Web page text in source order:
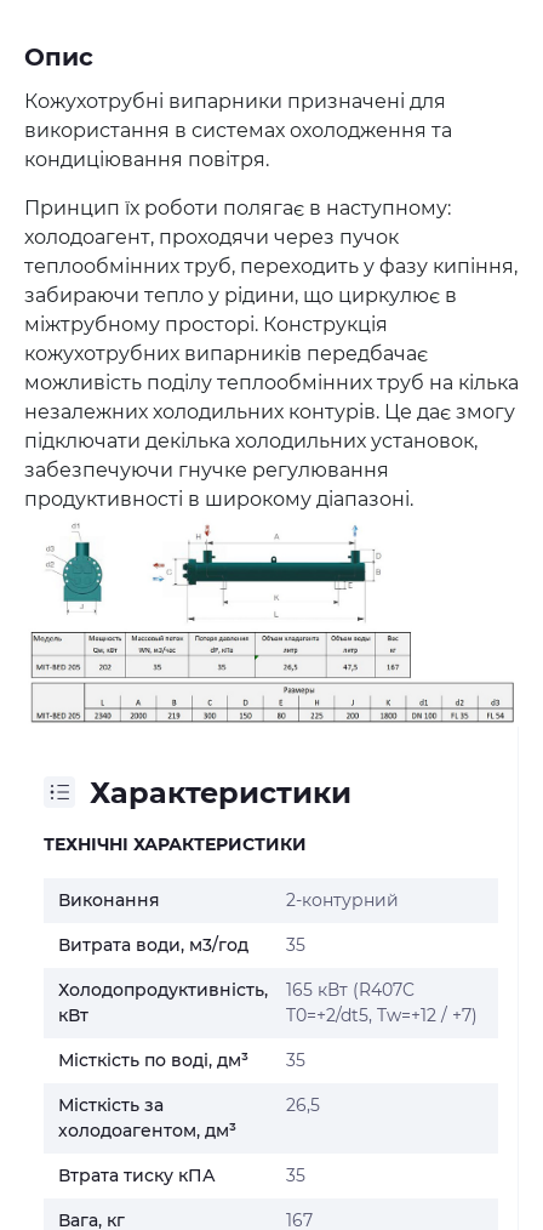
Опис
Кожухотрубні випарники призначені для
використання в системах охолодження та
кондиціювання повітря.
Принцип їх роботи полягає в наступному:
холодоагент, проходячи через пучок
теплообмінних труб, переходить у фазу кипіння,
забираючи тепло у рідини, що циркулює в
міжтрубному просторі. Конструкція
кожухотрубних випарників передбачає
можливість поділу теплообмінних труб на кілька
незалежних холодильних контурів. Це дає змогу
підключати декілька холодильних установок,
забезпечуючи гнучке регулювання
продуктивності в широкому діапазоні.
Характеристики
ТЕХНІЧНІ ХАРАКТЕРИСТИКИ
Виконання 2-контурний
Витрата води, м3/год 35
Холодопродуктивність,
кВт
165 кВт (R407C
T0=+2/dt5, Tw=+12 / +7)
Місткість по воді, дм³ 35
Місткість за
холодоагентом, дм³
26,5
Втрата тиску кПА 35
Вага, кг 167